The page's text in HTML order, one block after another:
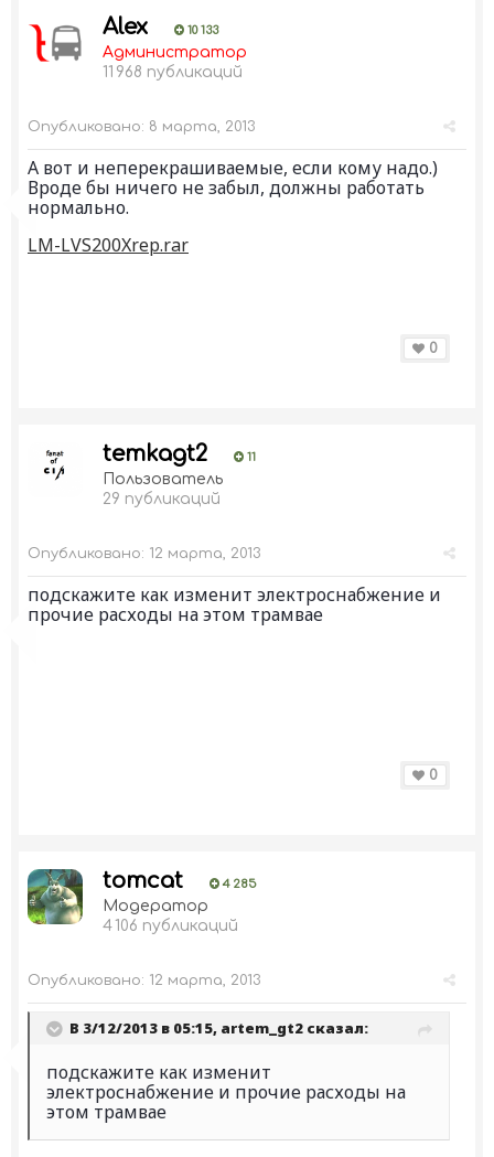
Alex 10 133
Администратор
11 968 публикаций
Опубликовано: 8 марта, 2013
А вот и неперекрашиваемые, если кому надо.)
Вроде бы ничего не забыл, должны работать
нормально.
LM-LVS200Xrep.rar
0
temkagt2 11
Пользователь
29 публикаций
Опубликовано: 12 марта, 2013
подскажите как изменит электроснабжение и
прочие расходы на этом трамвае
0
tomcat 4 285
Модератор
4 106 публикаций
Опубликовано: 12 марта, 2013
В 3/12/2013 в 05:15, artem_gt2 сказал:
подскажите как изменит
электроснабжение и прочие расходы на
этом трамвае